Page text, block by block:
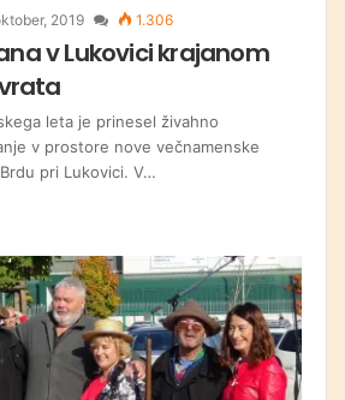
2019 1.306
v Lukovici krajanom
leta je prinesel živahno
v prostore nove večnamenske
pri Lukovici. V…